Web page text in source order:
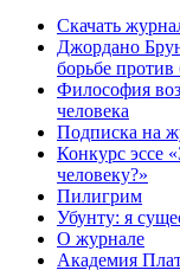
Скачать
Джордано
борьбе против
Философия
человека
Подписка на
Конкурс эссе
человеку?»
Пилигрим
Убунту: я
О журнале
Академия